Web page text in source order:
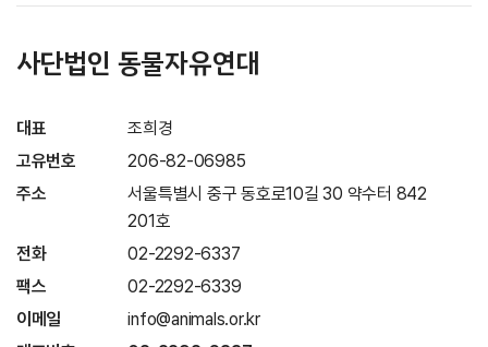
사단법인 동물자유연대
대표
조희경
고유번호
206-82-06985
주소
서울특별시 중구 동호로10길 30 약수터 842
201호
전화
02-2292-6337
팩스
02-2292-6339
이메일
info@animals.or.kr